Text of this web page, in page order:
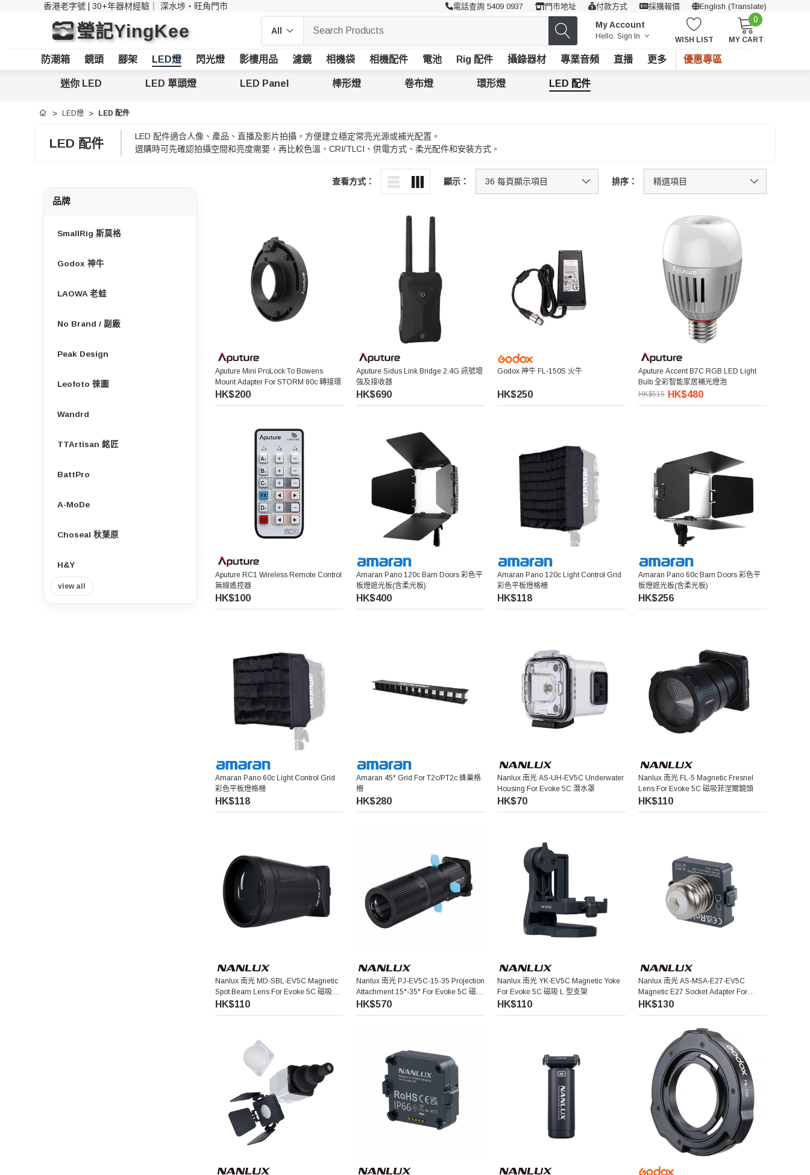
香港老字號 | 30+年器材經驗｜ 深水埗・旺角門市 電話查詢 5409 0937 門市地址 付款方式 採購報價 English (Translate)
瑩記YingKee My Account
Hello. Sign In WISH LIST
0
MY CART
防潮箱 鏡頭 腳架 LED燈 閃光燈 影樓用品 濾鏡 相機袋 相機配件 電池 Rig 配件 攝錄器材 專業音頻 直播 更多 優惠專區
迷你 LED LED 單頭燈 LED Panel 棒形燈 卷布燈 環形燈 LED 配件
首頁 LED燈 LED 配件
LED 配件
LED 配件適合人像、產品、直播及影片拍攝，方便建立穩定常亮光源或補光配置。
選購時可先確認拍攝空間和亮度需要，再比較色溫、CRI/TLCI、供電方式、柔光配件和安裝方式。
查看方式： 顯示： 排序：
品牌
SmallRig 斯莫格
Godox 神牛
LAOWA 老蛙
No Brand / 副廠
Peak Design
Leofoto 徠圖
Wandrd
TTArtisan 銘匠
BattPro
A-MoDe
Choseal 秋葉原
H&Y
Insta360
view all
Aputure Mini ProLock To Bowens
Mount Adapter For STORM 80c 轉接環
HK$200
Aputure Sidus Link Bridge 2.4G 訊號增
強及接收器
HK$690
Godox 神牛 FL-150S 火牛
HK$250
Aputure Accent B7C RGB LED Light
Bulb 全彩智能家居補光燈泡
HK$515 HK$480
Aputure RC1 Wireless Remote Control
無線遙控器
HK$100
Amaran Pano 120c Barn Doors 彩色平
板燈遮光板(含柔光板)
HK$400
Amaran Pano 120c Light Control Grid
彩色平板燈格柵
HK$118
Amaran Pano 60c Barn Doors 彩色平
板燈遮光板(含柔光板)
HK$256
Amaran Pano 60c Light Control Grid
彩色平板燈格柵
HK$118
Amaran 45° Grid For T2c/PT2c 蜂巢格
柵
HK$280
Nanlux 南光 AS-UH-EV5C Underwater
Housing For Evoke 5C 潛水罩
HK$70
Nanlux 南光 FL-5 Magnetic Fresnel
Lens For Evoke 5C 磁吸菲涅爾鏡頭
HK$110
Nanlux 南光 MD-SBL-EV5C Magnetic
Spot Beam Lens For Evoke 5C 磁吸聚
光鏡頭
HK$110
Nanlux 南光 PJ-EV5C-15-35 Projection
Attachment 15°-35° For Evoke 5C 磁吸
成像鏡頭
HK$570
Nanlux 南光 YK-EV5C Magnetic Yoke
For Evoke 5C 磁吸 L 型支架
HK$110
Nanlux 南光 AS-MSA-E27-EV5C
Magnetic E27 Socket Adapter For
Evoke 5C 磁吸 E27 燈座轉接器
HK$130